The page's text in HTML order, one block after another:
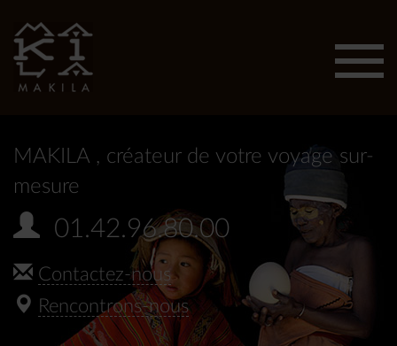
MAKILA , créateur de votre voyage sur-
mesure
01.42.96.80.00
Contactez-nous
Rencontrons-nous